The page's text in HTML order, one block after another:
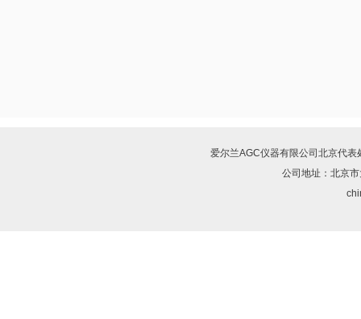
爱尔兰AGC仪器有限公司北京代表
公司地址：北京